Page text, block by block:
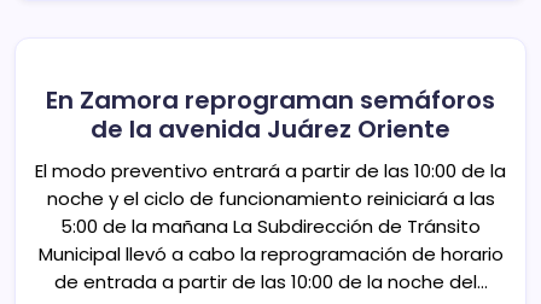
En Zamora reprograman semáforos
de la avenida Juárez Oriente
El modo preventivo entrará a partir de las 10:00 de la
noche y el ciclo de funcionamiento reiniciará a las
5:00 de la mañana La Subdirección de Tránsito
Municipal llevó a cabo la reprogramación de horario
de entrada a partir de las 10:00 de la noche del…